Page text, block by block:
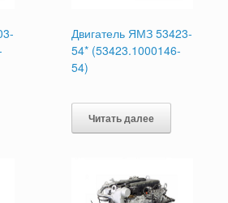
Двигатель ЯМЗ 53423-
54* (53423.1000146-
54)
Читать далее